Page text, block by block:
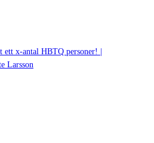
ett x-antal HBTQ personer! |
Larsson